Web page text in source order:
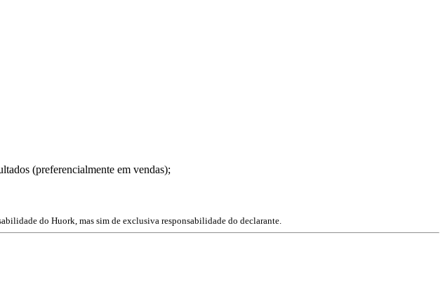
(preferencialmente em vendas);
do Huork, mas sim de exclusiva responsabilidade do declarante.